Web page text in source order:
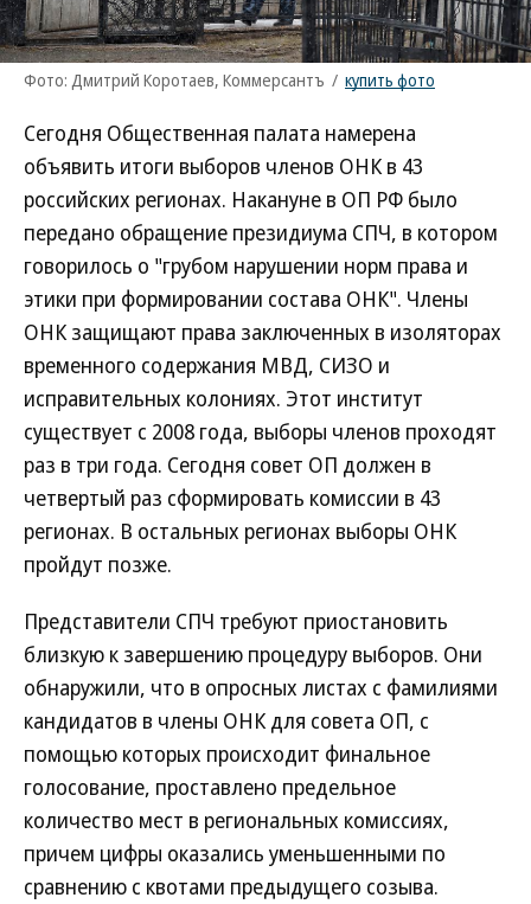
Фото: Дмитрий Коротаев, Коммерсантъ / купить фото
Сегодня Общественная палата намерена
объявить итоги выборов членов ОНК в 43
российских регионах. Накануне в ОП РФ было
передано обращение президиума СПЧ, в котором
говорилось о "грубом нарушении норм права и
этики при формировании состава ОНК". Члены
ОНК защищают права заключенных в изоляторах
временного содержания МВД, СИЗО и
исправительных колониях. Этот институт
существует с 2008 года, выборы членов проходят
раз в три года. Сегодня совет ОП должен в
четвертый раз сформировать комиссии в 43
регионах. В остальных регионах выборы ОНК
пройдут позже.
Представители СПЧ требуют приостановить
близкую к завершению процедуру выборов. Они
обнаружили, что в опросных листах с фамилиями
кандидатов в члены ОНК для совета ОП, с
помощью которых происходит финальное
голосование, проставлено предельное
количество мест в региональных комиссиях,
причем цифры оказались уменьшенными по
сравнению с квотами предыдущего созыва.